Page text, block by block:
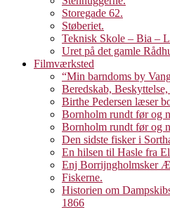
Storegade 62.
Støberiet.
Teknisk Skole – Bia –
Uret på det gamle
Filmværksted
“Min barndoms by
Beredskab,
Birthe Pedersen læser
Bornholm rundt før og
Bornholm rundt før og
Den sidste fisker i
En hilsen til Hasle fra
Enj Borrijngholmsker
Fiskerne.
Historien om
1866